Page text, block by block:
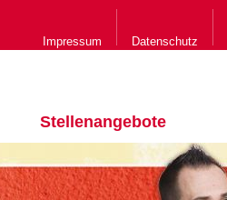
Impressum Datenschutz
Stellenangebote